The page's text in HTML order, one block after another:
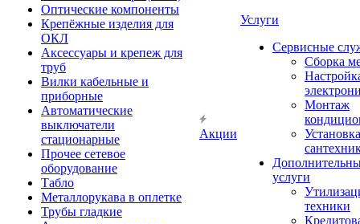
Оптические компоненты
Крепёжные изделия для
ОКЛ
Аксессуары и крепеж для
труб
Вилки кабельные и
приборные
Автоматические
выключатели
стационарные
Прочее сетевое
оборудование
Табло
Металлорукава в оплетке
Трубы гладкие
Акции
Услуги
Сервисные
Сборка
Монтаж
Установка
услуги
техники